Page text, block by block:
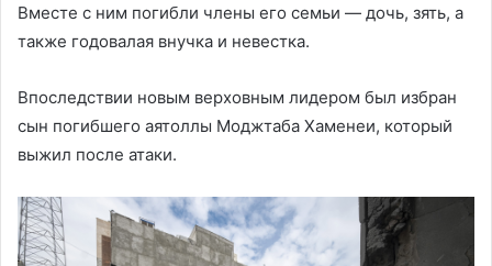
Вместе с ним погибли члены его семьи — дочь, зять, а
также годовалая внучка и невестка.
Впоследствии новым верховным лидером был избран
сын погибшего аятоллы Моджтаба Хаменеи, который
выжил после атаки.